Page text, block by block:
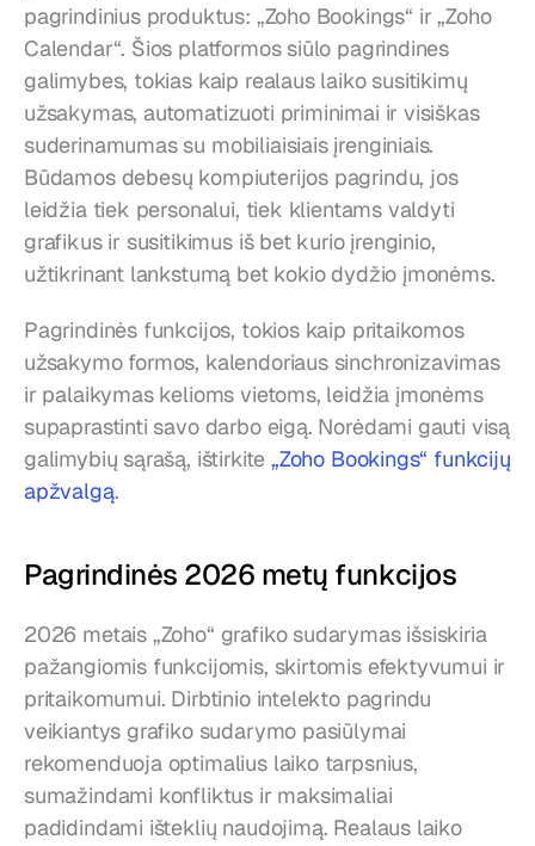
pagrindinius produktus: „Zoho Bookings“ ir „Zoho
Calendar“. Šios platformos siūlo pagrindines
galimybes, tokias kaip realaus laiko susitikimų
užsakymas, automatizuoti priminimai ir visiškas
suderinamumas su mobiliaisiais įrenginiais.
Būdamos debesų kompiuterijos pagrindu, jos
leidžia tiek personalui, tiek klientams valdyti
grafikus ir susitikimus iš bet kurio įrenginio,
užtikrinant lankstumą bet kokio dydžio įmonėms.
Pagrindinės funkcijos, tokios kaip pritaikomos
užsakymo formos, kalendoriaus sinchronizavimas
ir palaikymas kelioms vietoms, leidžia įmonėms
supaprastinti savo darbo eigą. Norėdami gauti visą
galimybių sąrašą, ištirkite „Zoho Bookings“ funkcijų
apžvalgą.
Pagrindinės 2026 metų funkcijos
2026 metais „Zoho“ grafiko sudarymas išsiskiria
pažangiomis funkcijomis, skirtomis efektyvumui ir
pritaikomumui. Dirbtinio intelekto pagrindu
veikiantys grafiko sudarymo pasiūlymai
rekomenduoja optimalius laiko tarpsnius,
sumažindami konfliktus ir maksimaliai
padidindami išteklių naudojimą. Realaus laiko